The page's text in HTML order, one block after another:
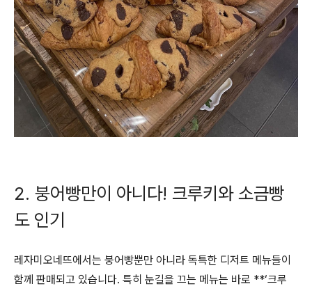
2. 붕어빵만이 아니다! 크루키와 소금빵
도 인기
레자미오네뜨에서는 붕어빵뿐만 아니라 독특한 디저트 메뉴들이
함께 판매되고 있습니다. 특히 눈길을 끄는 메뉴는 바로 **‘크루